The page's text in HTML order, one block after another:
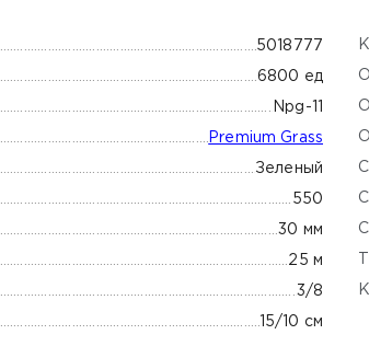
5018777
6800 ед
Npg-11
Premium Grass
Зеленый
550
30 мм
25 м
3/8
15/10 см